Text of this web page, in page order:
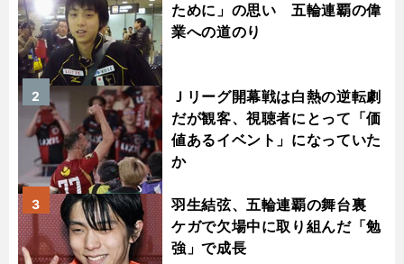
ために」の思い 五輪連覇の偉
業への道のり
Ｊリーグ開幕戦は白熱の逆転劇
だが観客、視聴者にとって「価
値あるイベント」になっていた
か
2
羽生結弦、五輪連覇の舞台裏
ケガで欠場中に取り組んだ「勉
強」で成長
3